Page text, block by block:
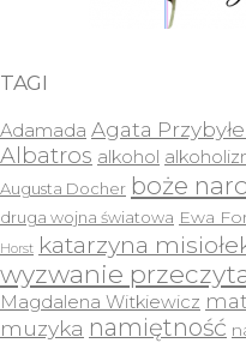
TAGI
Adamada Agata
Albatros alkohol
Augusta Docher boże
druga wojna światowa Ewa
Horst katarzyna
wyzwanie
Magdalena Witkiewicz
muzyka namiętność